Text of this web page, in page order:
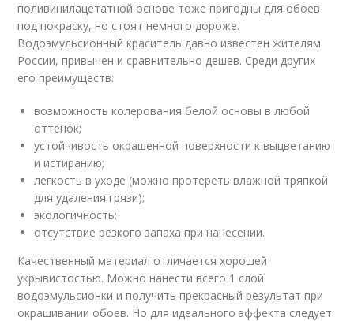
поливинилацетатной основе тоже пригодны для обоев
под покраску, но стоят немного дороже.
Водоэмульсионный краситель давно известен жителям
России, привычен и сравнительно дешев. Среди других
его преимуществ:
возможность колерования белой основы в любой
оттенок;
устойчивость окрашенной поверхности к выцветанию
и истиранию;
легкость в уходе (можно протереть влажной тряпкой
для удаления грязи);
экологичность;
отсутствие резкого запаха при нанесении.
Качественный материал отличается хорошей
укрывистостью. Можно нанести всего 1 слой
водоэмульсионки и получить прекрасный результат при
окрашивании обоев. Но для идеального эффекта следует